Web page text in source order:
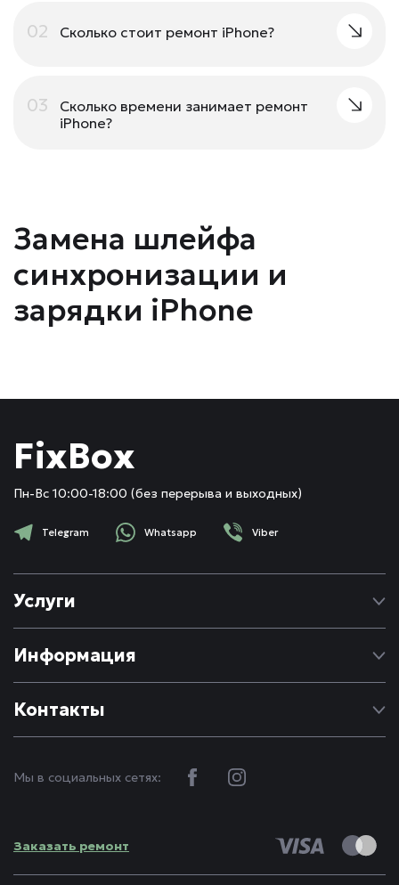
02 Сколько стоит ремонт iPhone?
03
Сколько времени занимает ремонт
iPhone?
Замена шлейфа
синхронизации и
зарядки iPhone
FixBox
Пн-Вс 10:00-18:00 (без перерыва и выходных)
Telegram Whatsapp Viber
Услуги
Ремонт Android
Информация
Блог
Контакты
Контакты
info@fixbox.com.ua
Заказать ремонт
Мы в социальных сетях: